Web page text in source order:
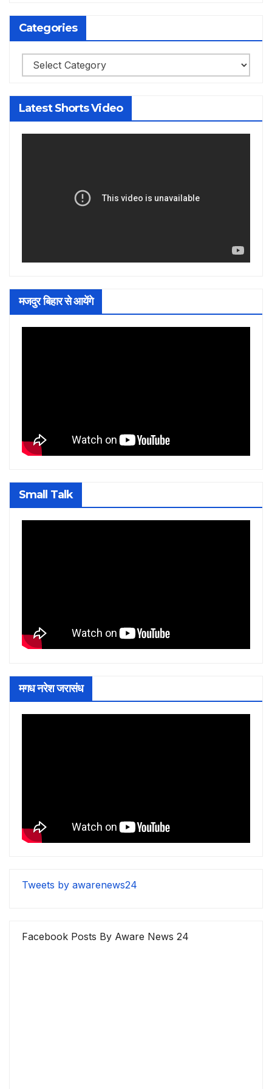
Categories
Categories
Latest Shorts Video
मजदुर बिहार से आयेंगे
Small Talk
मगध नरेश जरासंध
Tweets by awarenews24
Facebook Posts By Aware News 24